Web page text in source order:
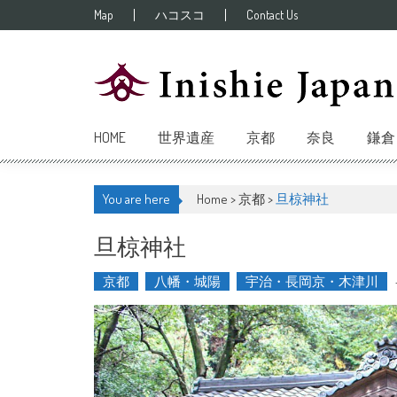
Map ハコスコ Contact Us
HOME 世界遺産 京都 奈良 鎌倉
You are here Home >京都>旦椋神社
旦椋神社
京都 八幡・城陽 宇治・長岡京・木津川